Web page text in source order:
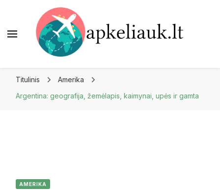
Titulinis
Amerika
Argentina: geografija, žemėlapis, kaimynai, upės ir gamta
AMERIKA